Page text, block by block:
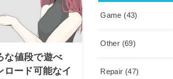
な値段で遊べ
ード可能なイ
Game (43)
Other (69)
Repair (47)